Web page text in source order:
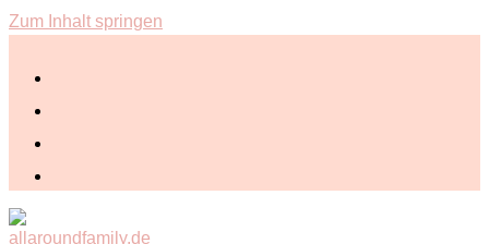
Zum Inhalt springen